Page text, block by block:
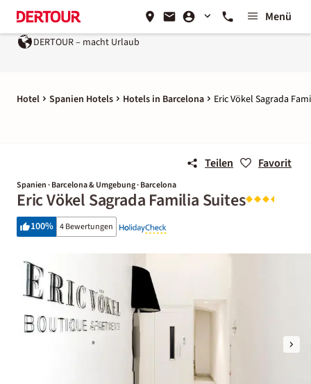
Menü
DERTOUR – macht Urlaub
Hotel Spanien Hotels Hotels in Barcelona Eric Vökel Sagrada
Teilen Favorit
Spanien · Barcelona & Umgebung · Barcelona
Eric Vökel Sagrada Familia Suites
100% 4 Bewertungen